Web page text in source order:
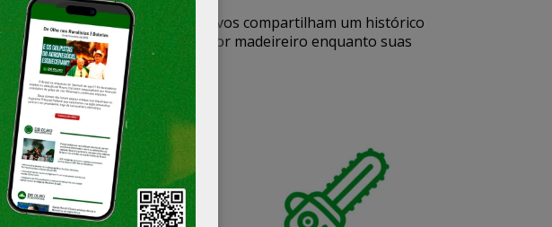
ilegal, esses executivos compartilham um histórico
a “sustentabilidade” do setor madeireiro enquanto suas
tradicionais.